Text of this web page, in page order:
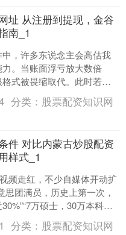
址 从注册到提现，金谷
南_1
，许多东说念主会高估我
。当账面浮亏放大数倍
式被畏缩取代。此时若莫
骤不停，往往会作念出舛讹
知趋势已坏却死....
分类： 股票配资知识网
件 对比内蒙古炒股配资
样式_1
频走红，不少自媒体开动扩
思团满员，历史上第一次，
万硕士，30万本科生
送外卖”等说法。"线上股票配
分类： 股票配资知识网